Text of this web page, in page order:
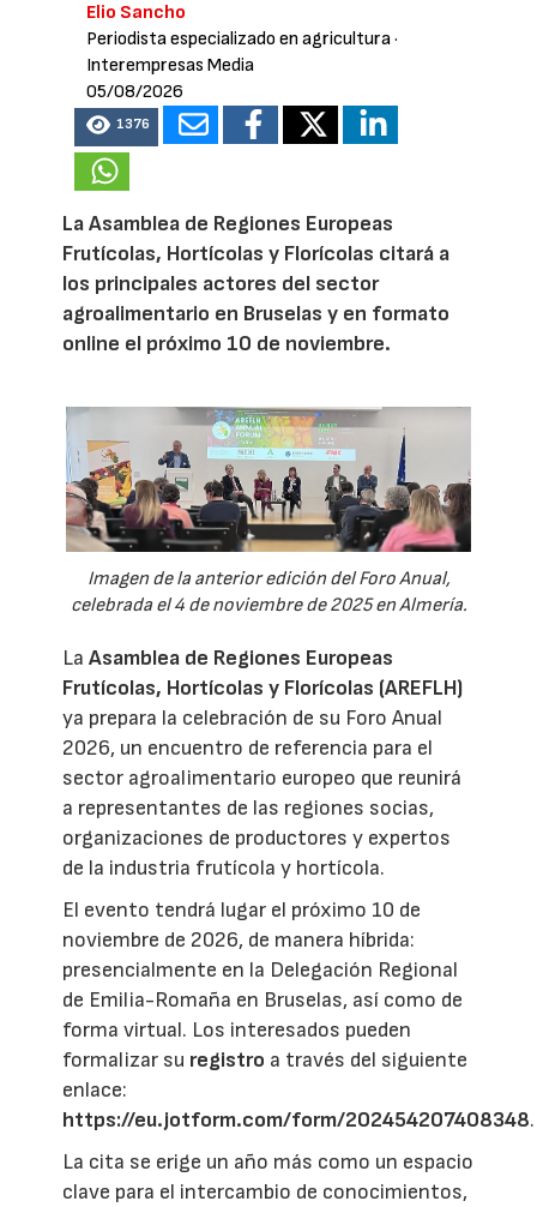
Elio Sancho
Periodista especializado en agricultura·
Interempresas Media
05/08/2026
1376
La Asamblea de Regiones Europeas
Frutícolas, Hortícolas y Florícolas citará a
los principales actores del sector
agroalimentario en Bruselas y en formato
online el próximo 10 de noviembre.
Imagen de la anterior edición del Foro Anual,
celebrada el 4 de noviembre de 2025 en Almería.
LaAsamblea de Regiones Europeas
Frutícolas, Hortícolas y Florícolas (AREFLH)
ya prepara la celebración de su Foro Anual
2026, un encuentro de referencia para el
sector agroalimentario europeo que reunirá
a representantes de las regiones socias,
organizaciones de productores y expertos
de la industria frutícola y hortícola.
El evento tendrá lugar el próximo 10 de
noviembre de 2026, de manera híbrida:
presencialmente en la Delegación Regional
de Emilia-Romaña en Bruselas, así como de
forma virtual. Los interesados pueden
formalizar su registro a través del siguiente
enlace:
https://eu.jotform.com/form/202454207408348.
La cita se erige un año más como un espacio
clave para el intercambio de conocimientos,